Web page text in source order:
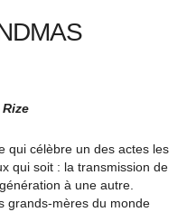
qui célèbre un des actes les
qui soit : la transmission de
à une autre.
grands-mères du monde